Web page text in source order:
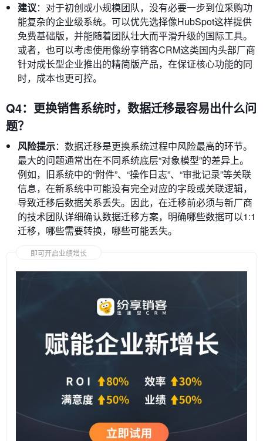
建议：对于初创或小规模团队，没有必要一步到位采购功
能复杂的企业级系统。可以优先选择像HubSpot这样提供
免费基础版，并能随着团队壮大而平滑升级的国际工具。
或者，也可以考虑使用像纷享销客CRM这类国内头部厂商
针对成长型企业推出的精简版产品，在保证核心功能的同
时，成本也更可控。
Q4：更换销售系统时，数据迁移最容易出什么问
题？
风险提示：数据迁移是更换系统过程中风险最高的环节。
最大的问题通常出在不同系统底层“对象模型”的差异上。
例如，旧系统中的“附件”、“操作日志”、“审批记录”等关联
信息，在新系统中可能没有完全对应的字段或关联逻辑，
导致迁移后数据关系丢失。因此，在迁移前必须与新厂商
的技术团队详细确认数据迁移方案，明确哪些数据可以1:1
迁移，哪些需要转换，哪些可能丢失。
即可开启业绩增长